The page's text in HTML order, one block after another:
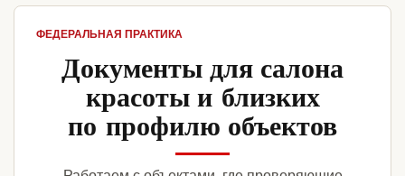
ФЕДЕРАЛЬНАЯ ПРАКТИКА
Документы для салона
красоты и близких
по профилю объектов